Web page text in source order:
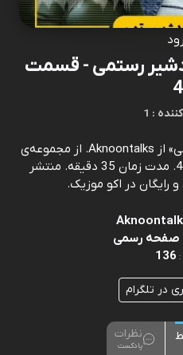
قسمت 24- اردشیر رستمی - قسمت
کننده
«فصل 5 قسمت 24- اردشیر رستمی» از Aknoontalks. از مجموعه‌ی
«اکنون - صفحه رسمی»، قسمت 43. مدت زمان 35 دقیقه. منتشر
صفحه رسمی
136
در تلگرام
نظرات
پادکست